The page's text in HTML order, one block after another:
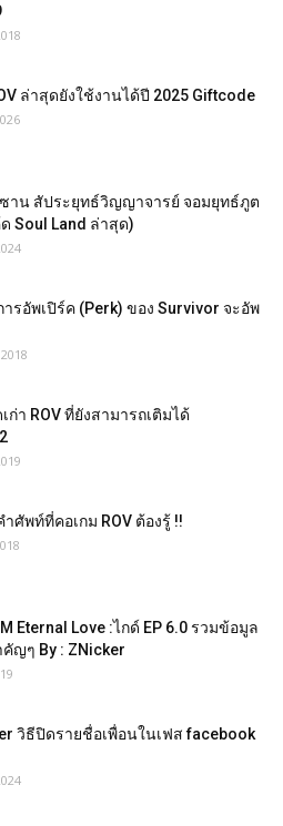
ล่าสุดยังใช้งานได้ปี 2025 Giftcode
าน สัประยุทธ์วิญญาจารย์ จอมยุทธ์ภูต
Soul Land ล่าสุด)
ารอัพเปิร์ค (Perk) ของ Survivor จะอัพ
ก่า ROV ที่ยังสามารถเติมได้
ำศัพท์ที่คอเกม ROV ต้องรู้ !!
Eternal Love :ไกด์ EP 6.0 รวมข้อมูล
ญๆ By : ZNicker
วิธีปิดรายชื่อเพื่อนในเฟส facebook